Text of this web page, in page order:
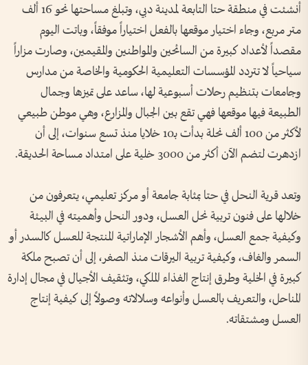
أنشئت في منطقة حتا التابعة لمدينة دبي، وتبلغ مساحتها نحو 16 ألف
متر مربع، وجاء اختيار موقعها بالفعل اختياراً موفقاً، وباتت اليوم
مقصداً لأعداد كبيرة من السائحين والمواطنين والمقيمين، وصارت مزاراً
سياحياً لا تتردد المؤسسات التعليمية الحكومية والخاصة من مدارس
وجامعات بتنظيم رحلات أسبوعية لها، ساعد على تميزها وجمال
الطبيعة فيها موقعها فهي تقع بين الجبال والمزارع، وهي موطن طبيعي
لأكثر من 100 ألف نحلة بدأت بـ10 خلايا منذ تسع سنوات، إلى أن
ازدهرت لتضم الآن أكثر من 3000 خلية على امتداد مساحة الحديقة.
وتعد قرية النحل في حتا بمثابة جامعة أو مركز تعليمي، يتعرفون من
خلالها على فنون تربية نحل العسل، ودور النحل وأهميته في البيئة
وكيفية جمع العسل، وأهم الأشجار الإماراتية المنتجة للعسل كالسدر أو
السمر والغاف، وكيفية تربية اليرقات منذ الصغر، إلى أن تصبح ملكة
كبيرة في الخلية وطرق إنتاج الغذاء الملكي، وتثقيف الأجيال في مجال إدارة
المناحل، والتعريف بالعسل وأنواعه وسلالاته وصولاً إلى كيفية إنتاج
العسل ومشتقاته.